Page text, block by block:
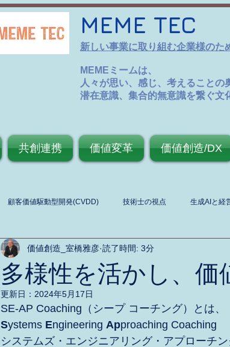
MEME TEC
新しい事業に取り組む企業様のた
MEMEミームは、
人々が思い、感じ、考えることの
潜在意識、集合的無意識を繋ぐ文
共創連携 価値変革 価値創造/DX
顧客価値駆動型開発(CVDD) 技術士の視点 生成AIと経
多様性を活かし、価
価値創造_室橋雅彦 読了時間: 3分
更新日： 2024年5月17日
SE-AP Coaching（シープ コーチング）とは、
Systems Engineering Approaching Coaching
システムズ・エンジニアリング・アプローチン